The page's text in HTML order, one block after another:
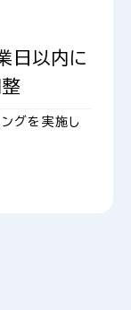
日以内に
グを実施し